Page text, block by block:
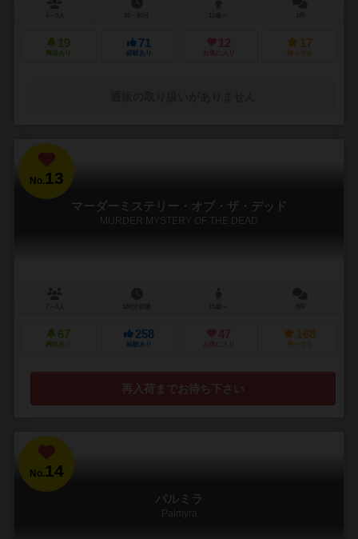
19
興味あり
71
経験あり
12
お気に入り
17
持ってる
No.13
マーダーミステリー・オブ・ザ・デッド
MURDER MYSTERY OF THE DEAD
67
興味あり
258
経験あり
47
お気に入り
168
持ってる
再入荷までお待ち下さい
No.14
パルミラ
Palmyra